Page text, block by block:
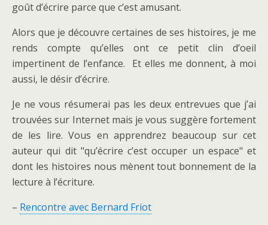
goût d’écrire parce que c’est amusant.
Alors que je découvre certaines de ses histoires, je me
rends compte qu’elles ont ce petit clin d’oeil
impertinent de l’enfance. Et elles me donnent, à moi
aussi, le désir d’écrire.
Je ne vous résumerai pas les deux entrevues que j’ai
trouvées sur Internet mais je vous suggère fortement
de les lire. Vous en apprendrez beaucoup sur cet
auteur qui dit "qu’écrire c’est occuper un espace" et
dont les histoires nous mènent tout bonnement de la
lecture à l’écriture.
– Rencontre avec Bernard Friot